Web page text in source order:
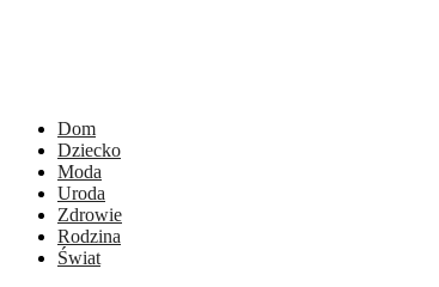
Dom
Dziecko
Moda
Uroda
Zdrowie
Rodzina
Świat